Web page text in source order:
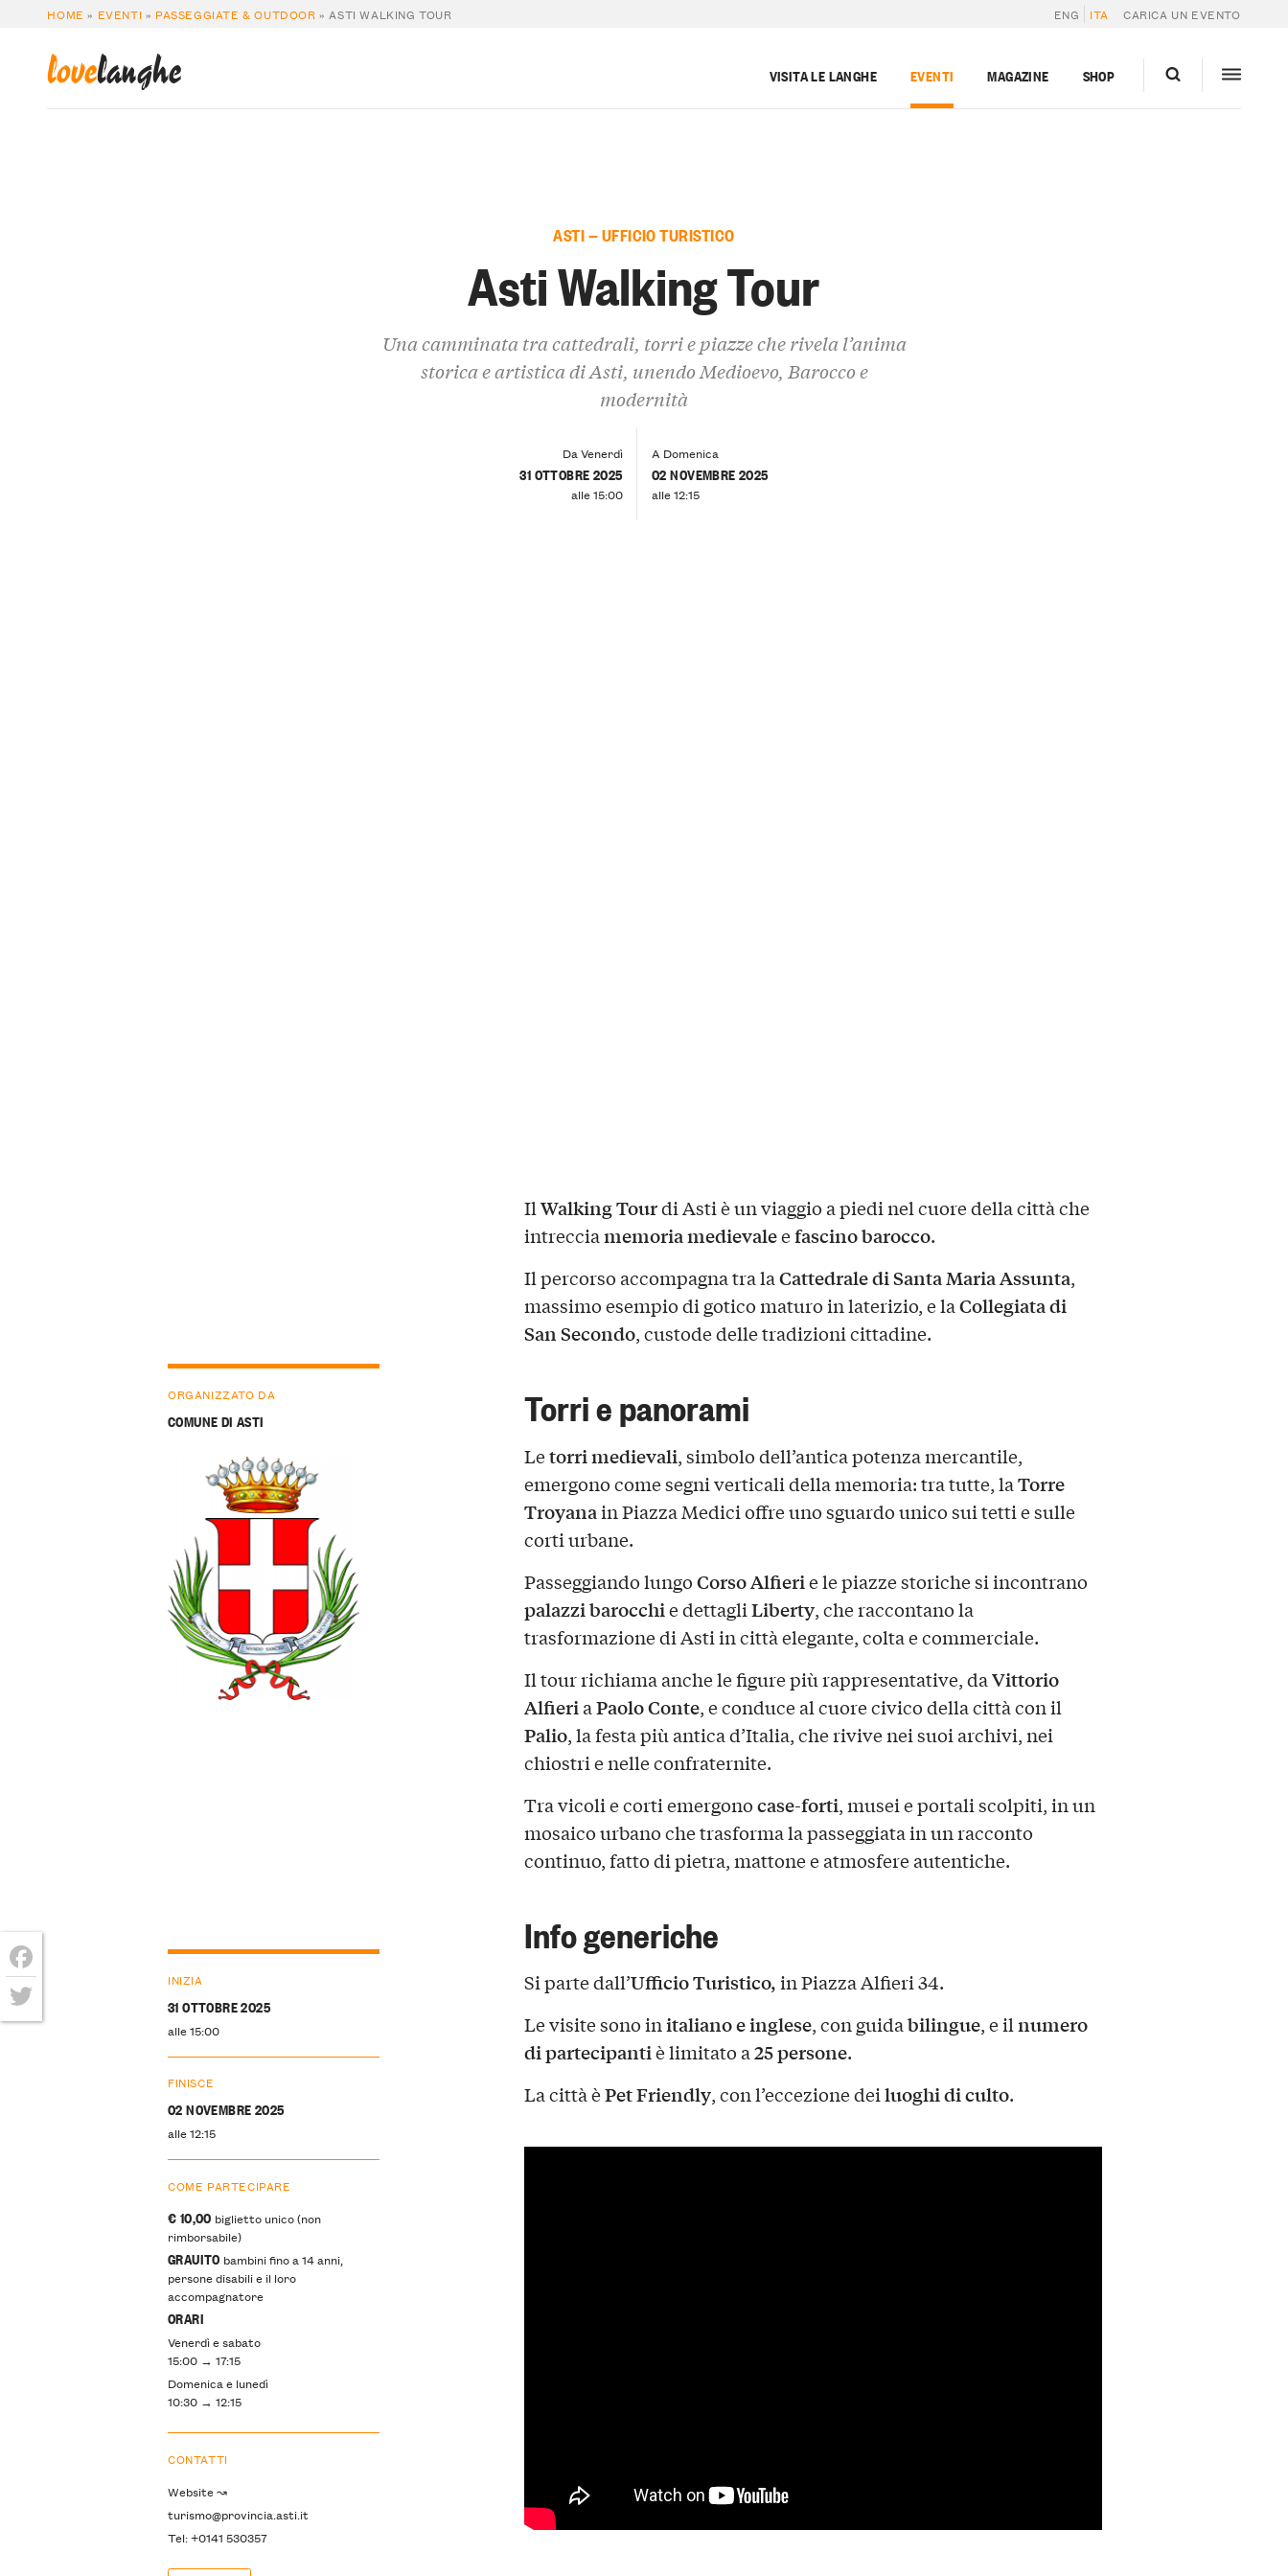
HOME » EVENTI » PASSEGGIATE & OUTDOOR »ASTI WALKING TOUR ENG ITA CARICA UN EVENTO
lovelanghe VISITA LE LANGHE EVENTI MAGAZINE SHOP
ASTI — UFFICIO TURISTICO
Asti Walking Tour
Una camminata tra cattedrali, torri e piazze che rivela l’anima
storica e artistica di Asti, unendo Medioevo, Barocco e
modernità
Da Venerdì
31 OTTOBRE 2025
alle 15:00
A Domenica
02 NOVEMBRE 2025
alle 12:15
IlWalking Tourdi Asti è un viaggio a piedi nel cuore della città che
intrecciamemoria medievaleefascino barocco.
Il percorso accompagna tra laCattedrale di Santa Maria Assunta,
massimo esempio di gotico maturo in laterizio, e laCollegiata di
San Secondo, custode delle tradizioni cittadine.
Torri e panorami
Letorri medievali, simbolo dell’antica potenza mercantile,
emergono come segni verticali della memoria: tra tutte, laTorre
Troyanain Piazza Medici offre uno sguardo unico sui tetti e sulle
corti urbane.
Passeggiando lungoCorso Alfierie le piazze storiche si incontrano
palazzi barocchie dettagliLiberty, che raccontano la
trasformazione di Asti in città elegante, colta e commerciale.
Il tour richiama anche le figure più rappresentative, daVittorio
AlfieriaPaolo Conte, e conduce al cuore civico della città con il
Palio, la festa più antica d’Italia, che rivive nei suoi archivi, nei
chiostri e nelle confraternite.
Tra vicoli e corti emergonocase-forti, musei e portali scolpiti, in un
mosaico urbano che trasforma la passeggiata in un racconto
continuo, fatto di pietra, mattone e atmosfere autentiche.
Info generiche
Si parte dall’Ufficio Turistico,in Piazza Alfieri 34.
Le visite sono initaliano e inglese, con guidabilingue, e ilnumero
di partecipantiè limitato a25 persone.
La città èPet Friendly, con l’eccezione deiluoghi di culto.
ORGANIZZATO DA
COMUNE DI ASTI
INIZIA
31 OTTOBRE 2025
alle 15:00
FINISCE
02 NOVEMBRE 2025
alle 12:15
COME PARTECIPARE
€ 10,00 biglietto unico (non
rimborsabile)
GRAUITO bambini fino a 14 anni,
persone disabili e il loro
accompagnatore
ORARI
Venerdì e sabato
15:00 → 17:15
Domenica e lunedì
10:30 → 12:15
CONTATTI
Website ↝
turismo@provincia.asti.it
Tel: +0141 530357
Facebook
Twitter